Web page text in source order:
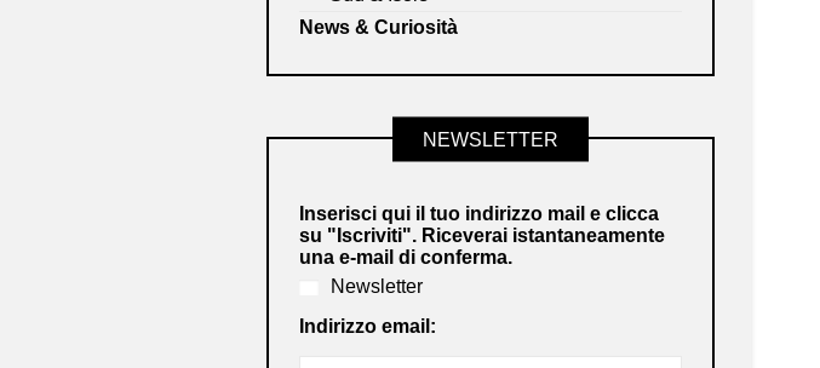
News & Curiosità
NEWSLETTER
Inserisci qui il tuo indirizzo mail e clicca
su "Iscriviti". Riceverai istantaneamente
una e-mail di conferma.
Newsletter
Indirizzo email: